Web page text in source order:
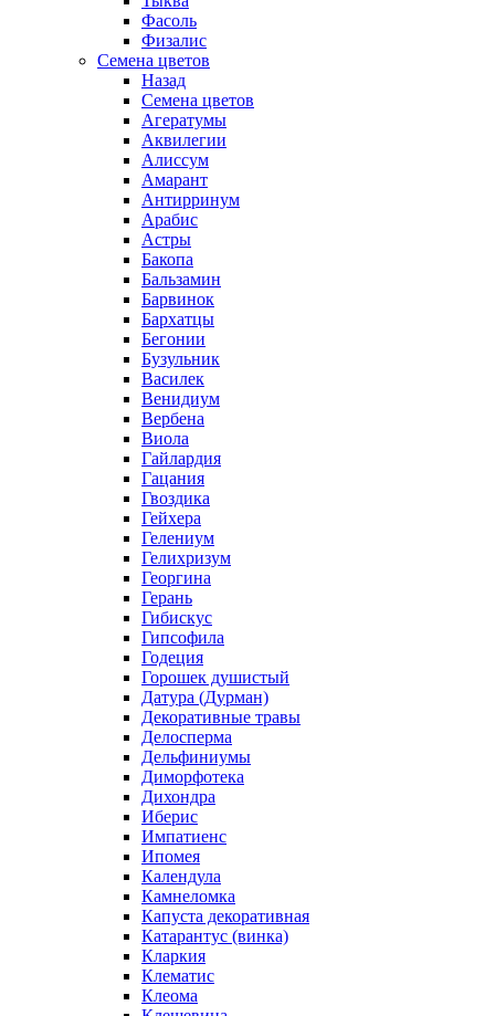
Фасоль
Физалис
Семена цветов
Назад
Семена цветов
Агератумы
Аквилегии
Алиссум
Амарант
Антирринум
Арабис
Астры
Бакопа
Бальзамин
Барвинок
Бархатцы
Бегонии
Бузульник
Василек
Венидиум
Вербена
Виола
Гайлардия
Гацания
Гвоздика
Гейхера
Гелениум
Гелихризум
Георгина
Герань
Гибискус
Гипсофила
Годеция
Горошек душистый
Датура (Дурман)
Декоративные травы
Делосперма
Дельфиниумы
Диморфотека
Дихондра
Иберис
Импатиенс
Ипомея
Календула
Камнеломка
Капуста декоративная
Катарантус (винка)
Кларкия
Клематис
Клеома